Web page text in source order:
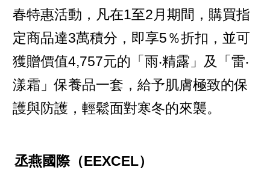
春特惠活動，凡在1至2月期間，購買指
定商品達3萬積分，即享5％折扣，並可
獲贈價值4,757元的「雨‧精露」及「雷‧
漾霜」保養品一套，給予肌膚極致的保
護與防護，輕鬆面對寒冬的來襲。
丞燕國際（EEXCEL）